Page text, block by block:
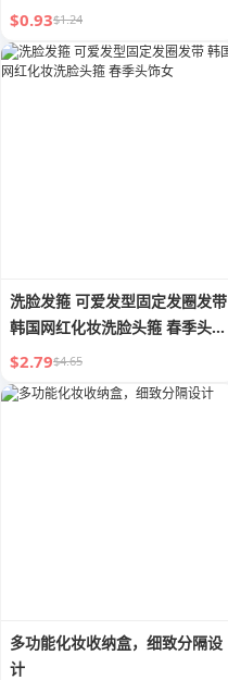
镜
$0.93$1.24
洗脸发箍 可爱发型固定发圈发带
韩国网红化妆洗脸头箍 春季头饰
女
$2.79$4.65
多功能化妆收纳盒，细致分隔设
计